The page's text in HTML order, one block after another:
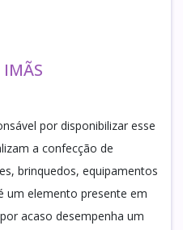
IMÃS
por disponibilizar esse
a confecção de
brinquedos, equipamentos
um elemento presente em
acaso desempenha um